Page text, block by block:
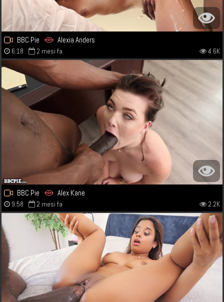
BBC Pie Alexia Anders
6:18 2 mesi fa 4.6K
BBC Pie Alex Kane
9:58 2 mesi fa 2.2K